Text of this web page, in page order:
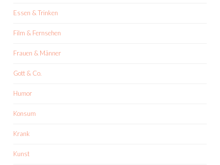
Essen & Trinken
Film & Fernsehen
Frauen & Männer
Gott & Co.
Humor
Konsum
Krank
Kunst